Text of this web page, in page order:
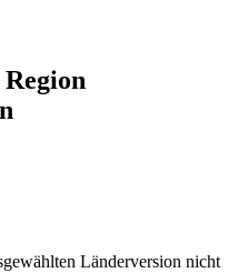
Länderversion nicht